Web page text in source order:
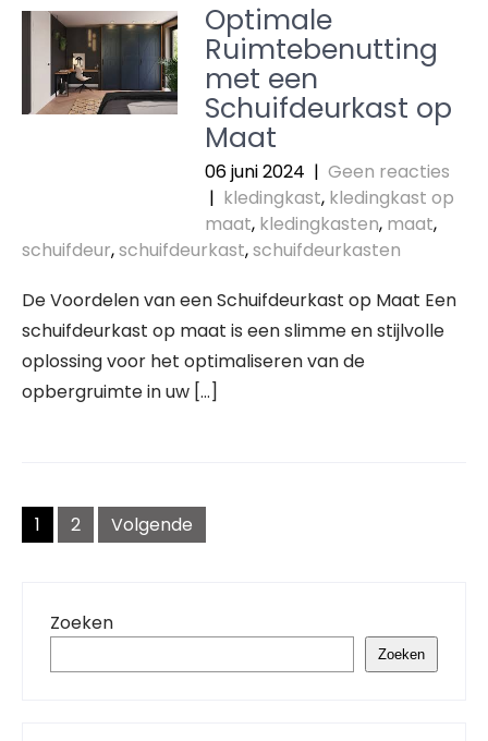
Optimale
Ruimtebenutting
met een
Schuifdeurkast op
Maat
06 juni 2024 | Geen reacties
| kledingkast, kledingkast op
maat, kledingkasten, maat,
schuifdeur,schuifdeurkast,schuifdeurkasten
De Voordelen van een Schuifdeurkast op Maat Een
schuifdeurkast op maat is een slimme en stijlvolle
oplossing voor het optimaliseren van de
opbergruimte in uw […]
Berichtnavigatie
1 2 Volgende
Zoeken
Zoeken